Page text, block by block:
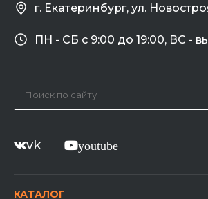
г. Екатеринбург, ул.
ПН - СБ с 9:00 до 19:00, ВС -
vk youtube
КАТАЛОГ